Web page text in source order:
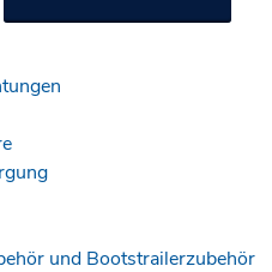
und Bootstrailerzubehör